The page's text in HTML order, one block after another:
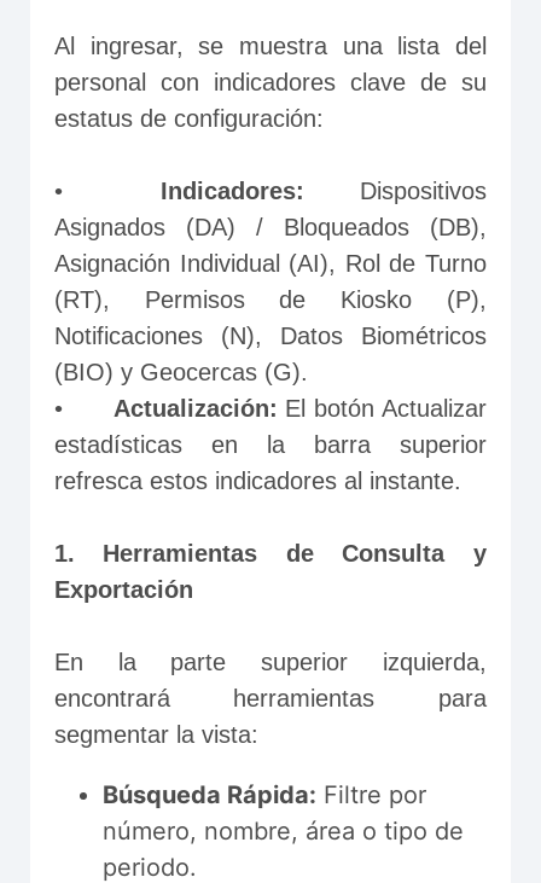
Al ingresar, se muestra una lista del
personal con indicadores clave de su
estatus de configuración:
Indicadores: Dispositivos
Asignados (DA) / Bloqueados (DB),
Asignación Individual (AI), Rol de Turno
(RT), Permisos de Kiosko (P),
Notificaciones (N), Datos Biométricos
(BIO) y Geocercas (G).
Actualización: El botón Actualizar
estadísticas en la barra superior
refresca estos indicadores al instante.
1. Herramientas de Consulta y
Exportación
En la parte superior izquierda,
encontrará herramientas para
segmentar la vista:
Búsqueda Rápida: Filtre por
número, nombre, área o tipo de
periodo.